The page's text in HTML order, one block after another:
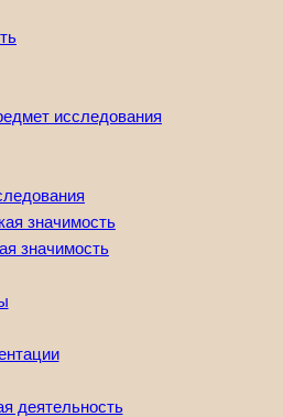
исследования
значимость
значимость
деятельность